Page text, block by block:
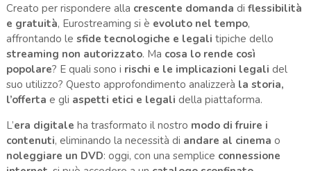
Creato per rispondere alla crescente domanda di flessibilità
e gratuità, Eurostreaming si è evoluto nel tempo,
affrontando le sfide tecnologiche e legali tipiche dello
streaming non autorizzato. Ma cosa lo rende così
popolare? E quali sono i rischi e le implicazioni legali del
suo utilizzo? Questo approfondimento analizzerà la storia,
l’offerta e gli aspetti etici e legali della piattaforma.
L’era digitale ha trasformato il nostro modo di fruire i
contenuti, eliminando la necessità di andare al cinema o
noleggiare un DVD: oggi, con una semplice connessione